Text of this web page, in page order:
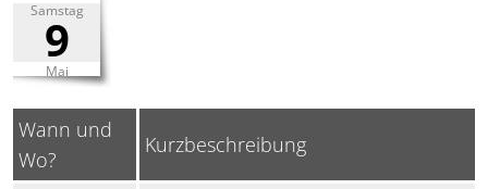
Samstag
9
Mai
Wann und
Wo?
Kurzbeschreibung